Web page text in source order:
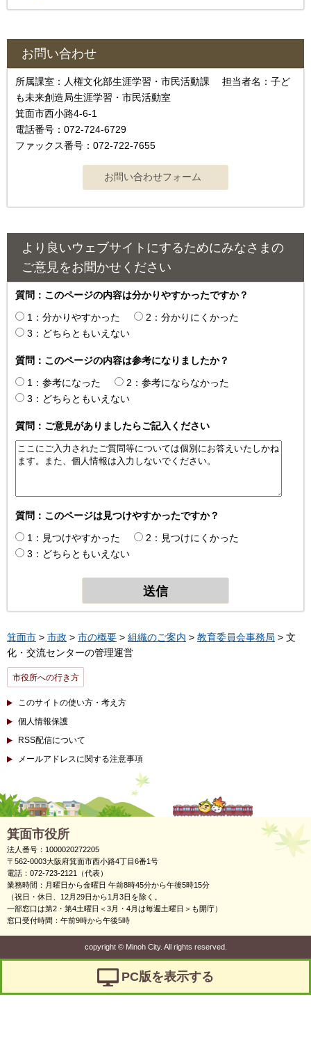
お問い合わせ
所属課室：人権文化部生涯学習・市民活動課 担当者名：子ど
も未来創造局生涯学習・市民活動室
箕面市西小路4‐6‐1
電話番号：072-724-6729
ファックス番号：072-722-7655
より良いウェブサイトにするためにみなさまの
ご意見をお聞かせください
質問：このページの内容は分かりやすかったですか？
1：分かりやすかった
2：分かりにくかった
3：どちらともいえない
質問：このページの内容は参考になりましたか？
1：参考になった
2：参考にならなかった
3：どちらともいえない
質問：ご意見がありましたらご記入ください
質問：このページは見つけやすかったですか？
1：見つけやすかった
2：見つけにくかった
3：どちらともいえない
箕面市 > 市政 > 市の概要 > 組織のご案内 > 教育委員会事務局 > 文
化・交流センターの管理運営
市役所への行き方
このサイトの使い方・考え方
個人情報保護
RSS配信について
メールアドレスに関する注意事項
箕面市役所
法人番号：1000020272205
〒562-0003大阪府箕面市西小路4丁目6番1号
電話：072-723-2121（代表）
業務時間：月曜日から金曜日 午前8時45分から午後5時15分
（祝日・休日、12月29日から1月3日を除く。
一部窓口は第2・第4土曜日＜3月・4月は毎週土曜日＞も開庁）
窓口受付時間：午前9時から午後5時
copyright ©Minoh City. All rights reserved.
PC版を表示する